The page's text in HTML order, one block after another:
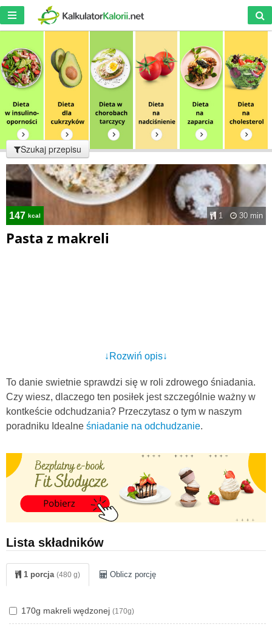
Szukaj przepisu
147 kcal 1 30 min
Pasta z makreli
↓Rozwiń opis↓
To danie swietnie sprawdzi się w roli zdrowego śniadania.
Czy wiesz, dlaczego ten posiłek jest szczególnie ważny w
kontkeście odchudzania? Przeczytasz o tym w naszym
poradniku Idealne śniadanie na odchudzanie.
Lista składników
1 porcja (480 g) Oblicz porcję
170g makreli wędzonej (170g)